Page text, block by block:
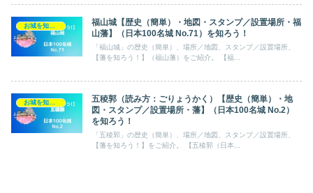
お城を知ろう！（日本100名城）
福山城【歴史（簡単）・地図・スタンプ／設置場所・福
山藩】（日本100名城 No.71）を知ろう！
「福山城」の歴史（簡単）、場所／地図、スタンプ／設置場所、
【藩を知ろう！】（福山藩）をご紹介。 【福...
お城を知ろう！（日本100名城）
五稜郭（読み方：ごりょうかく）【歴史（簡単）・地
図・スタンプ／設置場所・藩】（日本100名城 No.2）
を知ろう！
「五稜郭」の歴史（簡単）、場所／地図、スタンプ／設置場所、
【藩を知ろう！】をご紹介。 【五稜郭（日本...